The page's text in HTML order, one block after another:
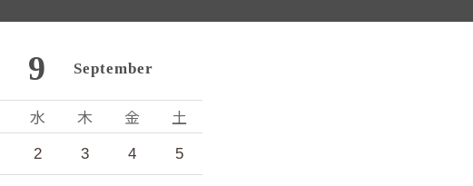
9 September
水 木 金 土
2 3 4 5